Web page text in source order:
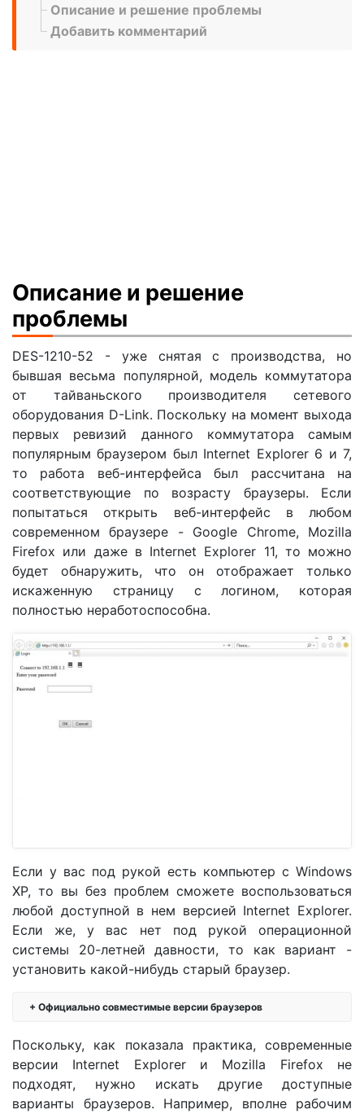
Описание и решение проблемы
Добавить комментарий
Описание и решение
проблемы
DES-1210-52 - уже снятая с производства, но
бывшая весьма популярной, модель коммутатора
от тайваньского производителя сетевого
оборудования D-Link. Поскольку на момент выхода
первых ревизий данного коммутатора самым
популярным браузером был Internet Explorer 6 и 7,
то работа веб-интерфейса был рассчитана на
соответствующие по возрасту браузеры. Если
попытаться открыть веб-интерфейс в любом
современном браузере - Google Chrome, Mozilla
Firefox или даже в Internet Explorer 11, то можно
будет обнаружить, что он отображает только
искаженную страницу с логином, которая
полностью неработоспособна.
Если у вас под рукой есть компьютер с Windows
XP, то вы без проблем сможете воспользоваться
любой доступной в нем версией Internet Explorer.
Если же, у вас нет под рукой операционной
системы 20-летней давности, то как вариант -
установить какой-нибудь старый браузер.
Официально совместимые версии браузеров
Поскольку, как показала практика, современные
версии Internet Explorer и Mozilla Firefox не
подходят, нужно искать другие доступные
варианты браузеров. Например, вполне рабочим